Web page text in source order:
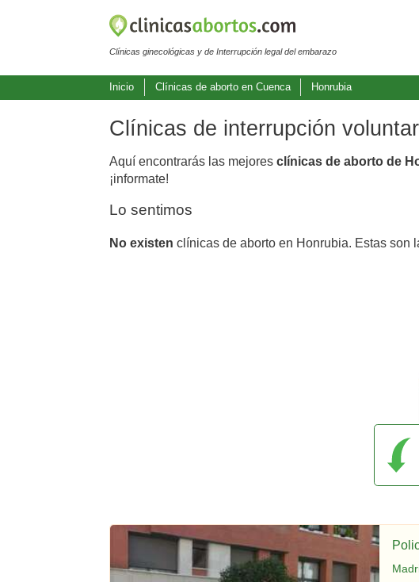
Clínicas ginecológicas y de Interrupción legal del embarazo
Inicio Clínicas de aborto en Cuenca Honrubia
Clínicas de interrupción
Aquí encontrarás las mejores clínicas de aborto de
¡informate!
Lo sentimos
No existen clínicas de aborto en Honrubia. Estas son